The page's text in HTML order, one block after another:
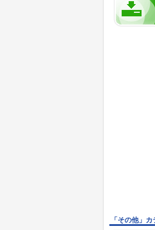
「その他」